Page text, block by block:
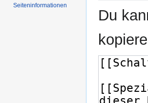
Du
Seiten­informationen